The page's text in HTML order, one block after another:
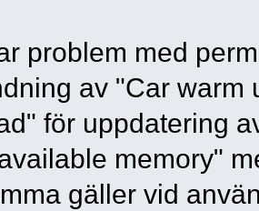
problem med
av "Car warm
för uppdatering
memory"
gäller vid